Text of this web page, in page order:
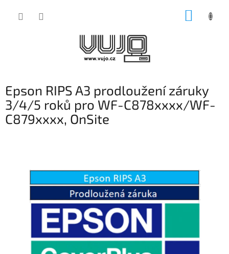
Epson RIPS A3 prodloužení záruky
3/4/5 roků pro WF-C878xxxx/WF-
C879xxxx, OnSite